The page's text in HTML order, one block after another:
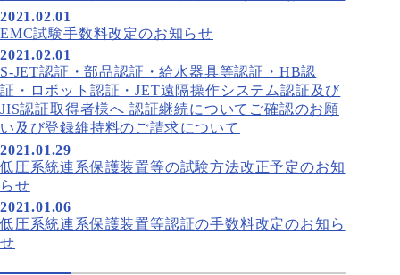
2021.02.01
EMC試験手数料改定のお知らせ
2021.02.01
S-JET認証・部品認証・給水器具等認証・HB認
証・ロボット認証・JET遠隔操作システム認証及び
JIS認証取得者様へ 認証継続についてご確認のお願
い及び登録維持料のご請求について
2021.01.29
低圧系統連系保護装置等の試験方法改正予定のお知
らせ
2021.01.06
低圧系統連系保護装置等認証の手数料改定のお知ら
せ